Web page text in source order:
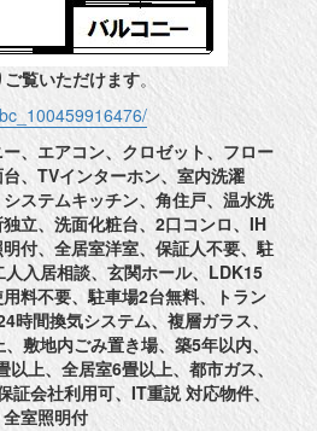
覧いただけます。
、エアコン、クロゼット、フロー
、TVインターホン、室内洗濯
ステムキッチン、角住戸、温水洗
立、洗面化粧台、2口コンロ、IH
付、全居室洋室、保証人不要、駐
入居相談、玄関ホール、LDK15
料不要、駐車場2台無料、トラン
時間換気システム、複層ガラス、
敷地内ごみ置き場、築5年以内、
上、全居室6畳以上、都市ガス、
証会社利用可、IT重説 対応物件、
室照明付